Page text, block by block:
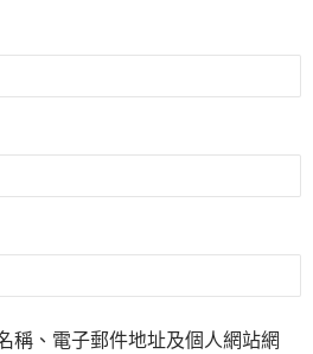
稱、電子郵件地址及個人網站網